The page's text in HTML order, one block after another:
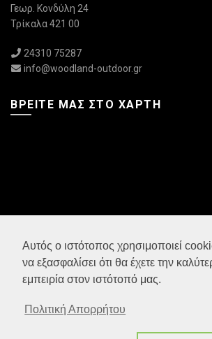
Αυτός ο ιστότοπος χρησιμοποιεί
να εξασφαλίσει ότι θα έχετε την
εμπειρία στον ιστότοπό μας.
Πολιτική Απορρήτου
Γεωρ. Κονδύλη 24
Τρίκαλα 421 00
24310 75287
info@woodland-outdoor.gr
ΒΡΕΊΤΕ ΜΑΣ ΣΤΟ ΧΆΡΤΗ